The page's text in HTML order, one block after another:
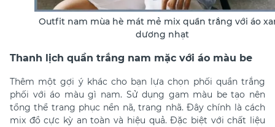
Outfit nam mùa hè mát mẻ mix quần trắng với áo
dương nhạt
Thanh lịch quần trắng nam mặc với áo màu be
Thêm một gợi ý khác cho bạn lựa chọn phối quần trắng
phối với áo màu gì nam. Sử dụng gam màu be tạo nên
tổng thể trang phục nền nã, trang nhã. Đây chính là cách
mix đồ cực kỳ an toàn và hiệu quả. Đặc biệt với chất liệu